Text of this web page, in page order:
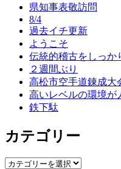
県知事表敬訪問
8/4
過去イチ更新
ようこそ
伝統的稽古をしっか
２週間ぶり
高松市空手道錬成大
高いレベルの環境が
鉄下駄
カテゴリー
カ